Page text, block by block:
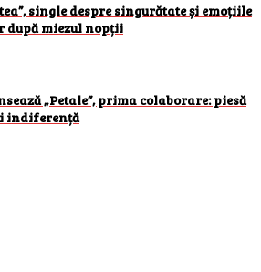
single despre singurătate și emoțiile
după miezul nopții
„Petale”, prima colaborare: piesă
indiferență